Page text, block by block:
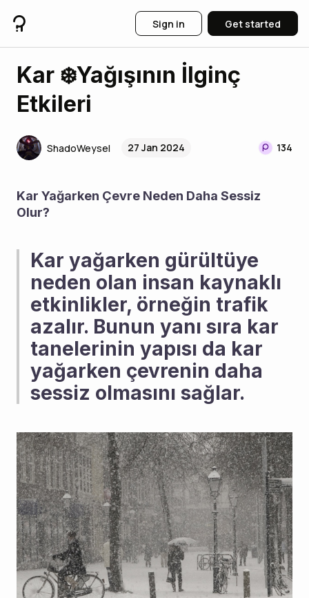
Sign in Get started
Kar ❄️Yağışının İlginç
Etkileri
ShadoWeysel 27 Jan 2024 134
Kar Yağarken Çevre Neden Daha Sessiz
Olur?
Kar yağarken gürültüye
neden olan insan kaynaklı
etkinlikler, örneğin trafik
azalır. Bunun yanı sıra kar
tanelerinin yapısı da kar
yağarken çevrenin daha
sessiz olmasını sağlar.